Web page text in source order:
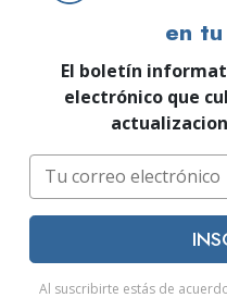
en
El boletín
electrónico que
Al suscribirte estás de